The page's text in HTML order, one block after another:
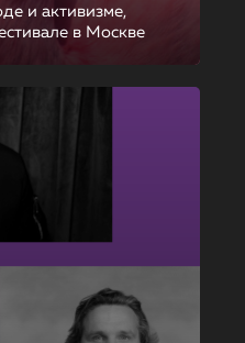
и активизме,
в Москве